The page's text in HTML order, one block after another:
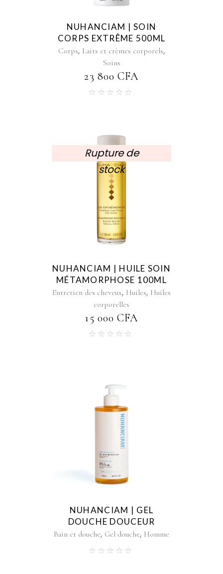
NUHANCIAM | SOIN
CORPS EXTRÊME 500ML
Corps, Laits et crèmes corporels,
Soins
23 800CFA
Rupture de
stock
NUHANCIAM | HUILE SOIN
MÉTAMORPHOSE 100ML
Entretien des cheveux, Huiles, Huiles
corporelles
15 000CFA
NUHANCIAM | GEL
DOUCHE DOUCEUR
Bain et douche, Gel douche, Homme